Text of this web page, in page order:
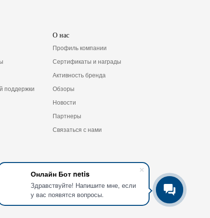
Онлайн Бот netis
Здравствуйте! Напишите мне, если
у вас появятся вопросы.
поддержки
О нас
Профиль компании
Сертификаты и награды
Активность бренда
Обзоры
Новости
Партнеры
Связаться с нами